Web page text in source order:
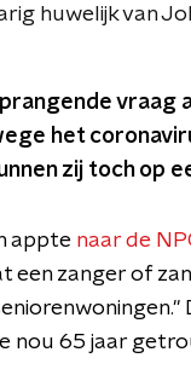
huwelijk van
vraag
het
zij toch op
appte naar de
een zanger of
nou 65 jaar